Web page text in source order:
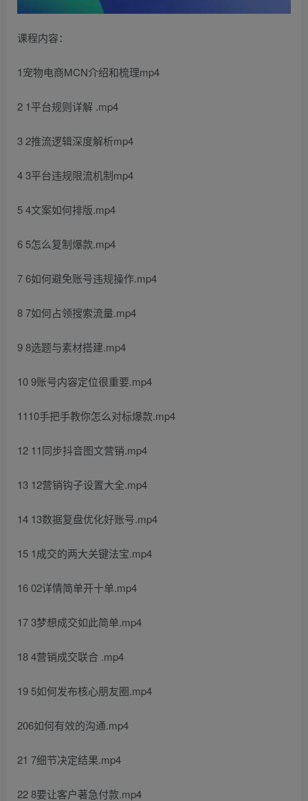
课程内容：
1宠物电商MCN介绍和梳理mp4
2 1平台规则详解 .mp4
3 2推流逻辑深度解析mp4
4 3平台违规限流机制mp4
5 4文案如何排版.mp4
6 5怎么复制爆款.mp4
7 6如何避免账号违规操作.mp4
8 7如何占领搜索流量.mp4
9 8选题与素材搭建.mp4
10 9账号内容定位很重要.mp4
1110手把手教你怎么对标爆款.mp4
12 11同步抖音图文营销.mp4
13 12营销钩子设置大全.mp4
14 13数据复盘优化好账号.mp4
15 1成交的两大关键法宝.mp4
16 02详情简单开十单.mp4
17 3梦想成交如此简单.mp4
18 4营销成交联合 .mp4
19 5如何发布核心朋友圈.mp4
206如何有效的沟通.mp4
21 7细节决定结果.mp4
22 8要让客户著急付款.mp4